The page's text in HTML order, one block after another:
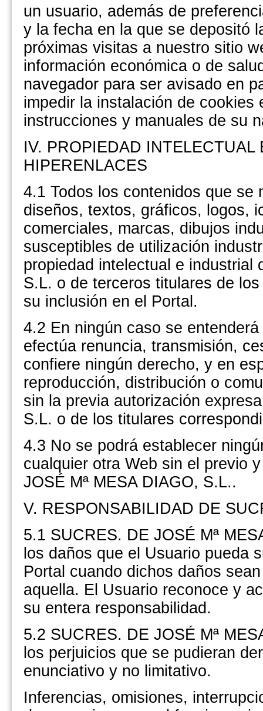
un usuario, además de
y la fecha en la que se depositó
próximas visitas a nuestro sitio
información económica o de
navegador para ser avisado en
impedir la instalación de
instrucciones y manuales de su
IV. PROPIEDAD
HIPERENLACES
4.1 Todos los contenidos que
diseños, textos, gráficos, logos,
comerciales, marcas, dibujos
susceptibles de utilización
propiedad intelectual e industrial
S.L. o de terceros titulares de
su inclusión en el Portal.
4.2 En ningún caso se
efectúa renuncia, transmisión,
confiere ningún derecho, y en
reproducción, distribución o
sin la previa autorización
S.L. o de los titulares
4.3 No se podrá establecer
cualquier otra Web sin el previo
JOSÉ Mª MESA DIAGO, S.L..
V. RESPONSABILIDAD DE
5.1 SUCRES. DE JOSÉ Mª
los daños que el Usuario pueda
Portal cuando dichos daños
aquella. El Usuario reconoce y
su entera responsabilidad.
5.2 SUCRES. DE JOSÉ Mª
los perjuicios que se pudieran
enunciativo y no limitativo.
Inferencias, omisiones,